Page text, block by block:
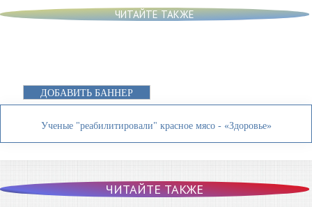
ЧИТАЙТЕ ТАКЖЕ
ДОБАВИТЬ БАННЕР
Ученые "реабилитировали" красное мясо - «Здоровье»
ЧИТАЙТЕ ТАКЖЕ